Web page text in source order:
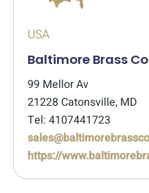
USA
Baltimore Brass
99 Mellor Av
21228 Catonsville, MD
Tel: 4107441723
https://